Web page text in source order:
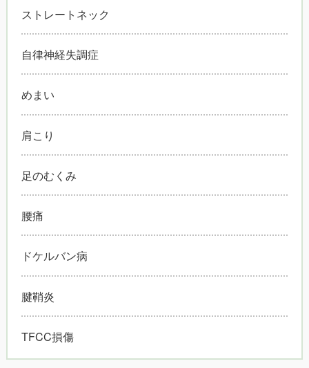
ストレートネック
自律神経失調症
めまい
肩こり
足のむくみ
腰痛
ドケルバン病
腱鞘炎
TFCC損傷